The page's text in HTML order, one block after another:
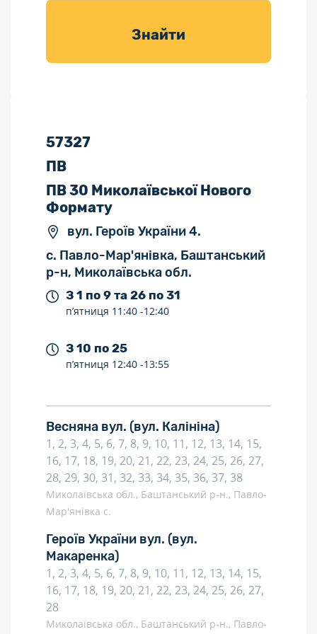
товарів для
Знайти
57327
ПВ
ПВ 30 Миколаївської Нового
Формату
вул. Героїв України 4.
с. Павло-Мар'янівка, Баштанський
р-н, Миколаївська обл.
З 1 по 9 та 26 по 31
п’ятниця 11:40 -12:40
З 10 по 25
п’ятниця 12:40 -13:55
Весняна вул. (вул. Калініна)
1, 2, 3, 4, 5, 6, 7, 8, 9, 10, 11, 12, 13, 14, 15,
16, 17, 18, 19, 20, 21, 22, 23, 24, 25, 26, 27,
28, 29, 30, 31, 32, 33, 34, 35, 36, 37, 38
Миколаївська обл., Баштанський р-н., Павло-
Мар'янівка с.
Героїв України вул. (вул.
Макаренка)
1, 2, 3, 4, 5, 6, 7, 8, 9, 10, 11, 12, 13, 14, 15,
16, 17, 18, 19, 20, 21, 22, 23, 24, 25, 26, 27,
28
Миколаївська обл., Баштанський р-н., Павло-